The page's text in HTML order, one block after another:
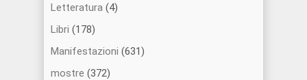
Letteratura (4)
Libri (178)
Manifestazioni (631)
mostre (372)